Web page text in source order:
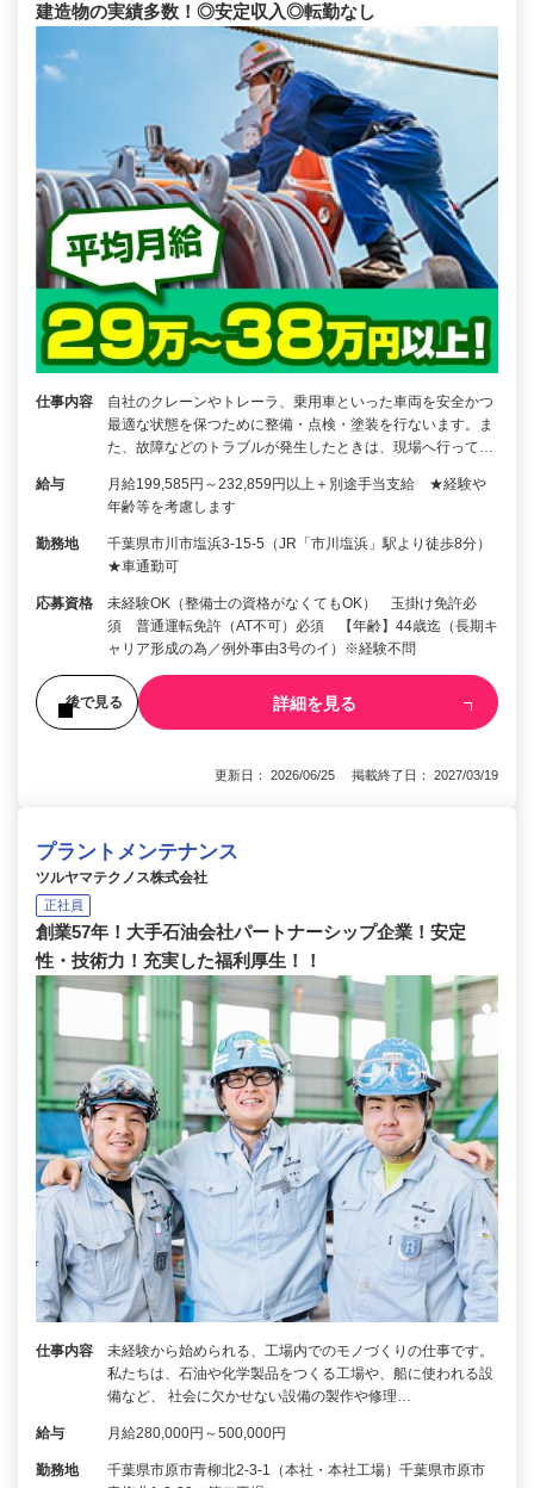
建造物の実績多数！◎安定収入◎転勤なし
仕事内容
自社のクレーンやトレーラ、乗用車といった車両を安全かつ
最適な状態を保つために整備・点検・塗装を行ないます。ま
た、故障などのトラブルが発生したときは、現場へ行って…
給与
月給199,585円～232,859円以上＋別途手当支給 ★経験や
年齢等を考慮します
勤務地
千葉県市川市塩浜3-15-5（JR「市川塩浜」駅より徒歩8分）
★車通勤可
応募資格
未経験OK（整備士の資格がなくてもOK） 玉掛け免許必
須 普通運転免許（AT不可）必須 【年齢】44歳迄（長期キ
ャリア形成の為／例外事由3号のイ）※経験不問
後で見る 詳細を見る
更新日： 2026/06/25 掲載終了日： 2027/03/19
プラントメンテナンス
ツルヤマテクノス株式会社
正社員
創業57年！大手石油会社パートナーシップ企業！安定
性・技術力！充実した福利厚生！！
仕事内容
未経験から始められる、工場内でのモノづくりの仕事です。
私たちは、石油や化学製品をつくる工場や、船に使われる設
備など、 社会に欠かせない設備の製作や修理…
給与 月給280,000円～500,000円
勤務地
千葉県市原市青柳北2-3-1（本社・本社工場）千葉県市原市